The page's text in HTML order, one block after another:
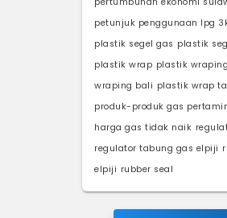
petunjuk penggunaan lpg
plastik segel gas plastik
plastik wrap plastik wraping
wraping bali plastik wrap
produk-produk gas
harga gas tidak naik
regulator tabung gas elpiji
elpiji rubber seal